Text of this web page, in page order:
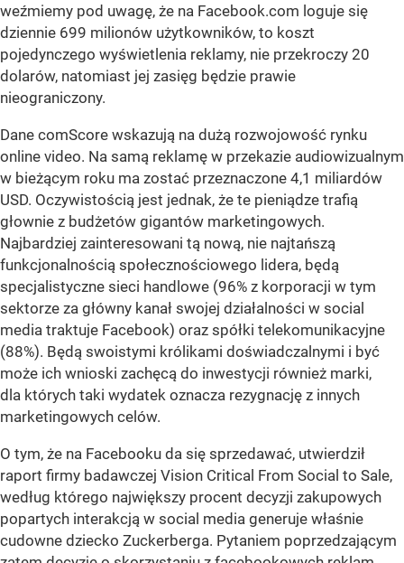
weźmiemy pod uwagę, że na Facebook.com loguje się
dziennie 699 milionów użytkowników, to koszt
pojedynczego wyświetlenia reklamy, nie przekroczy 20
dolarów, natomiast jej zasięg będzie prawie
nieograniczony.
Dane comScore wskazują na dużą rozwojowość rynku
online video. Na samą reklamę w przekazie audiowizualnym
w bieżącym roku ma zostać przeznaczone 4,1 miliardów
USD. Oczywistością jest jednak, że te pieniądze trafią
głownie z budżetów gigantów marketingowych.
Najbardziej zainteresowani tą nową, nie najtańszą
funkcjonalnością społecznościowego lidera, będą
specjalistyczne sieci handlowe (96% z korporacji w tym
sektorze za główny kanał swojej działalności w social
media traktuje Facebook) oraz spółki telekomunikacyjne
(88%). Będą swoistymi królikami doświadczalnymi i być
może ich wnioski zachęcą do inwestycji również marki,
dla których taki wydatek oznacza rezygnację z innych
marketingowych celów.
O tym, że na Facebooku da się sprzedawać, utwierdził
raport firmy badawczej Vision Critical From Social to Sale,
według którego największy procent decyzji zakupowych
popartych interakcją w social media generuje właśnie
cudowne dziecko Zuckerberga. Pytaniem poprzedzającym